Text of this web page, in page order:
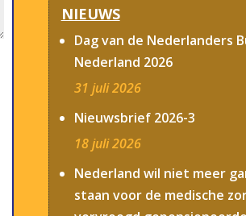
NIEUWS
Dag van de Nederlanders
Nederland 2026
31 juli 2026
Nieuwsbrief 2026-3
18 juli 2026
Nederland wil niet meer
staan voor de medische